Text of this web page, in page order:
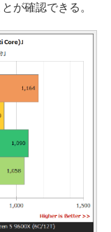
が確認できる。